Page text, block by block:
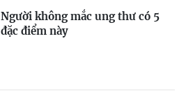
Người không mắc ung thư có 5
đặc điểm này